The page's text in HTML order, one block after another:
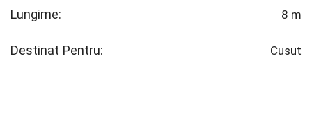
Lungime: 8 m
Destinat Pentru: Cusut